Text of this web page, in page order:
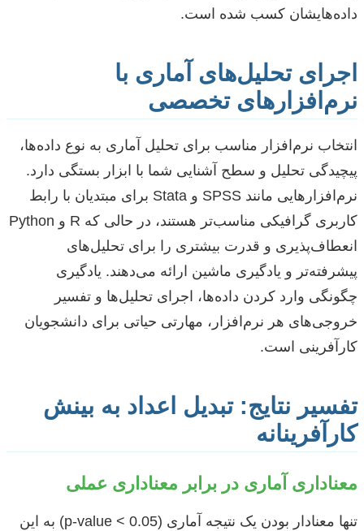
داده‌هایشان کسب شده است.
اجرای تحلیل‌های آماری با
نرم‌افزارهای تخصصی
انتخاب نرم‌افزار مناسب برای تحلیل آماری به نوع داده‌ها،
پیچیدگی تحلیل و سطح آشنایی شما با ابزار بستگی دارد.
نرم‌افزارهایی مانند SPSS و Stata برای مبتدیان با رابط
کاربری گرافیکی مناسب‌تر هستند، در حالی که R و Python
انعطاف‌پذیری و قدرت بیشتری را برای تحلیل‌های
پیشرفته‌تر و یادگیری ماشین ارائه می‌دهند. یادگیری
چگونگی وارد کردن داده‌ها، اجرای تحلیل‌ها و تفسیر
خروجی‌های هر نرم‌افزار، مهارتی حیاتی برای دانشجویان
کارآفرینی است.
تفسیر نتایج: تبدیل اعداد به بینش
کارآفرینانه
معناداری آماری در برابر معناداری عملی
تنها معنادار بودن یک نتیجه آماری (p-value < 0.05) به این